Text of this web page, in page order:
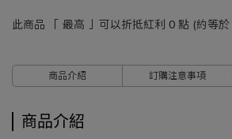
此商品 「 最高 」可以折抵紅利 0 點 (約等於
商品介紹 訂購注意事項
商品介紹